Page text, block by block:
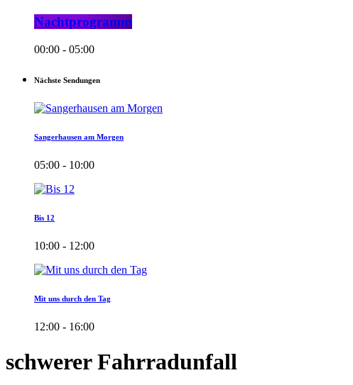
Nachtprogramm
00:00 - 05:00
Nächste Sendungen
Sangerhausen am Morgen
05:00 - 10:00
Bis 12
10:00 - 12:00
Mit uns durch den Tag
12:00 - 16:00
schwerer Fahrradunfall